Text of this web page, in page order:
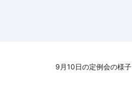
9月10日の定例会の様子